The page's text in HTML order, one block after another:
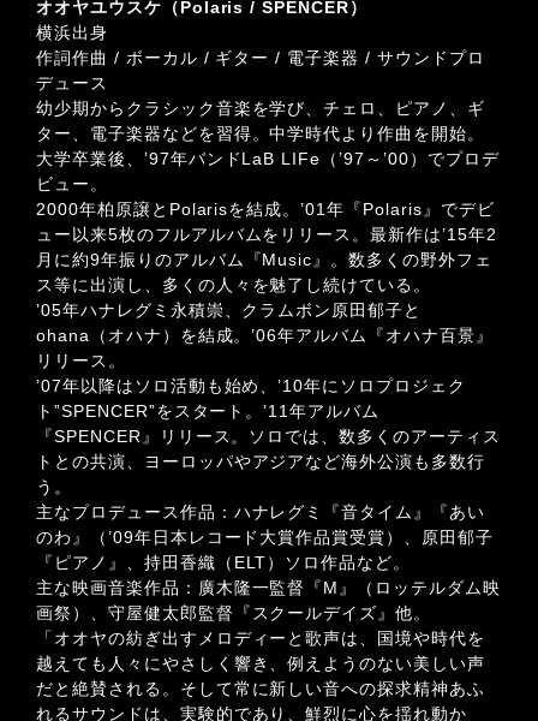
オオヤユウスケ（Polaris / SPENCER）
横浜出身
作詞作曲 / ボーカル / ギター / 電子楽器 / サウンドプロ
デュース
幼少期からクラシック音楽を学び、チェロ、ピアノ、ギ
ター、電子楽器などを習得。中学時代より作曲を開始。
大学卒業後、’97年バンドLaB LIFe（’97～’00）でプロデ
ビュー。
2000年柏原譲とPolarisを結成。’01年『Polaris』でデビ
ュー以来5枚のフルアルバムをリリース。最新作は’15年2
月に約9年振りのアルバム『Music』。数多くの野外フェ
ス等に出演し、多くの人々を魅了し続けている。
’05年ハナレグミ永積崇、クラムボン原田郁子と
ohana（オハナ）を結成。’06年アルバム『オハナ百景』
リリース。
’07年以降はソロ活動も始め、’10年にソロプロジェク
ト”SPENCER”をスタート。’11年アルバム
『SPENCER』リリース。ソロでは、数多くのアーティス
トとの共演、ヨーロッパやアジアなど海外公演も多数行
う。
主なプロデュース作品：ハナレグミ『音タイム』『あい
のわ』（’09年日本レコード大賞作品賞受賞）、原田郁子
『ピアノ』、持田香織（ELT）ソロ作品など。
主な映画音楽作品：廣木隆一監督『M』（ロッテルダム映
画祭）、守屋健太郎監督『スクールデイズ』他。
「オオヤの紡ぎ出すメロディーと歌声は、国境や時代を
越えても人々にやさしく響き、例えようのない美しい声
だと絶賛される。そして常に新しい音への探求精神あふ
れるサウンドは、実験的であり、鮮烈に心を揺れ動か